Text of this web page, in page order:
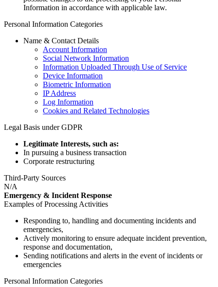
Information in accordance with applicable law.
Personal Information Categories
Name & Contact Details
Account Information
Social Network Information
Information Uploaded Through Use of Service
Device Information
Biometric Information
IP Address
Log Information
Cookies and Related Technologies
Legal Basis under GDPR
Legitimate Interests, such as:
In pursuing a business transaction
Corporate restructuring
Third-Party Sources
N/A
Emergency & Incident Response
Examples of Processing Activities
Responding to, handling and documenting incidents and
emergencies,
Actively monitoring to ensure adequate incident prevention,
response and documentation,
Sending notifications and alerts in the event of incidents or
emergencies
Personal Information Categories